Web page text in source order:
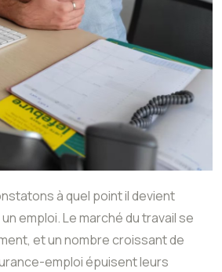
à quel point il devient
emploi. Le marché du travail se
et un nombre croissant de
emploi épuisent leurs